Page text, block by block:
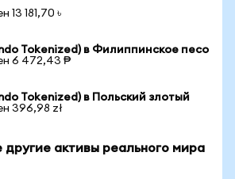
13 181,70 ৳
Tokenized) в Филиппинское песо
6 472,43 ₱
Tokenized) в Польский злотый
396,98 zł
другие активы реального мира